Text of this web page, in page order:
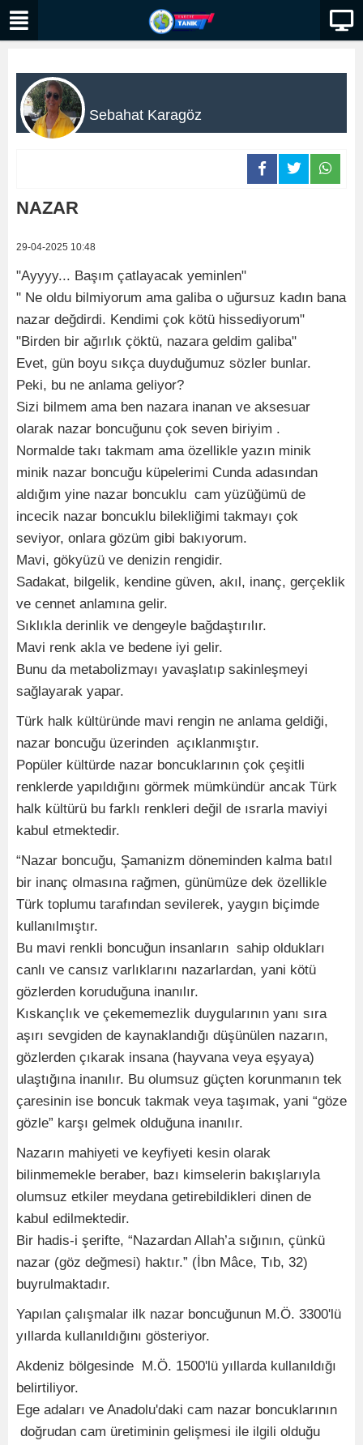
Sebahat Karagöz
NAZAR
29-04-2025 10:48
"Ayyyy... Başım çatlayacak yeminlen"
" Ne oldu bilmiyorum ama galiba o uğursuz kadın bana
nazar değdirdi. Kendimi çok kötü hissediyorum"
"Birden bir ağırlık çöktü, nazara geldim galiba"
Evet, gün boyu sıkça duyduğumuz sözler bunlar.
Peki, bu ne anlama geliyor?
Sizi bilmem ama ben nazara inanan ve aksesuar
olarak nazar boncuğunu çok seven biriyim .
Normalde takı takmam ama özellikle yazın minik
minik nazar boncuğu küpelerimi Cunda adasından
aldığım yine nazar boncuklu cam yüzüğümü de
incecik nazar boncuklu bilekliğimi takmayı çok
seviyor, onlara gözüm gibi bakıyorum.
Mavi, gökyüzü ve denizin rengidir.
Sadakat, bilgelik, kendine güven, akıl, inanç, gerçeklik
ve cennet anlamına gelir.
Sıklıkla derinlik ve dengeyle bağdaştırılır.
Mavi renk akla ve bedene iyi gelir.
Bunu da metabolizmayı yavaşlatıp sakinleşmeyi
sağlayarak yapar.
Türk halk kültüründe mavi rengin ne anlama geldiği,
nazar boncuğu üzerinden açıklanmıştır.
Popüler kültürde nazar boncuklarının çok çeşitli
renklerde yapıldığını görmek mümkündür ancak Türk
halk kültürü bu farklı renkleri değil de ısrarla maviyi
kabul etmektedir.
“Nazar boncuğu, Şamanizm döneminden kalma batıl
bir inanç olmasına rağmen, günümüze dek özellikle
Türk toplumu tarafından sevilerek, yaygın biçimde
kullanılmıştır.
Bu mavi renkli boncuğun insanların sahip oldukları
canlı ve cansız varlıklarını nazarlardan, yani kötü
gözlerden koruduğuna inanılır.
Kıskançlık ve çekememezlik duygularının yanı sıra
aşırı sevgiden de kaynaklandığı düşünülen nazarın,
gözlerden çıkarak insana (hayvana veya eşyaya)
ulaştığına inanılır. Bu olumsuz güçten korunmanın tek
çaresinin ise boncuk takmak veya taşımak, yani “göze
gözle” karşı gelmek olduğuna inanılır.
Nazarın mahiyeti ve keyfiyeti kesin olarak
bilinmemekle beraber, bazı kimselerin bakışlarıyla
olumsuz etkiler meydana getirebildikleri dinen de
kabul edilmektedir.
Bir hadis-i şerifte, “Nazardan Allah’a sığının, çünkü
nazar (göz değmesi) haktır.” (İbn Mâce, Tıb, 32)
buyrulmaktadır.
Yapılan çalışmalar ilk nazar boncuğunun M.Ö. 3300'lü
yıllarda kullanıldığını gösteriyor.
Akdeniz bölgesinde M.Ö. 1500'lü yıllarda kullanıldığı
belirtiliyor.
Ege adaları ve Anadolu'daki cam nazar boncuklarının
doğrudan cam üretiminin gelişmesi ile ilgili olduğu